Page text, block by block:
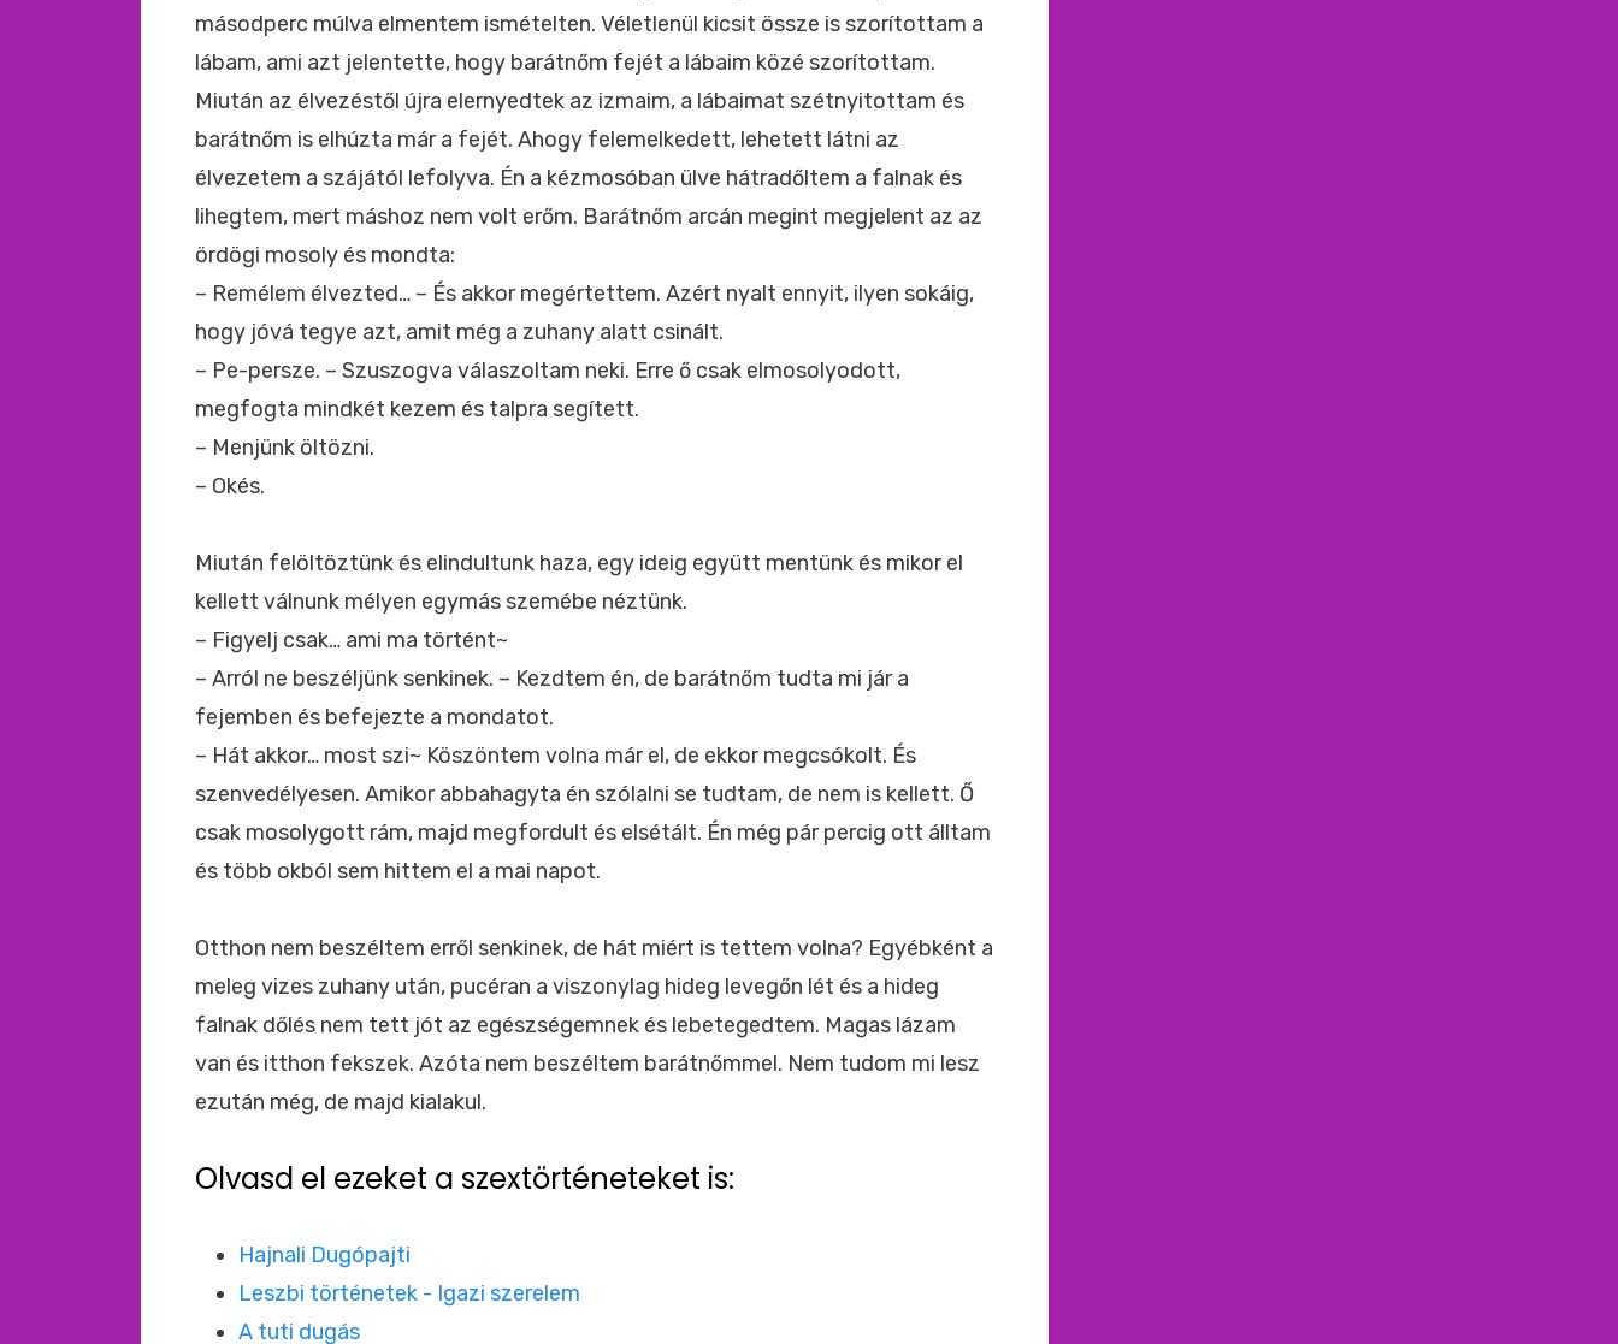
másodperc múlva elmentem ismételten. Véletlenül kicsit össze is szorítottam a
lábam, ami azt jelentette, hogy barátnőm fejét a lábaim közé szorítottam.
Miután az élvezéstől újra elernyedtek az izmaim, a lábaimat szétnyitottam és
barátnőm is elhúzta már a fejét. Ahogy felemelkedett, lehetett látni az
élvezetem a szájától lefolyva. Én a kézmosóban ülve hátradőltem a falnak és
lihegtem, mert máshoz nem volt erőm. Barátnőm arcán megint megjelent az az
ördögi mosoly és mondta:
– Remélem élvezted… – És akkor megértettem. Azért nyalt ennyit, ilyen sokáig,
hogy jóvá tegye azt, amit még a zuhany alatt csinált.
– Pe-persze. – Szuszogva válaszoltam neki. Erre ő csak elmosolyodott,
megfogta mindkét kezem és talpra segített.
– Menjünk öltözni.
– Okés.
Miután felöltöztünk és elindultunk haza, egy ideig együtt mentünk és mikor el
kellett válnunk mélyen egymás szemébe néztünk.
– Figyelj csak… ami ma történt~
– Arról ne beszéljünk senkinek. – Kezdtem én, de barátnőm tudta mi jár a
fejemben és befejezte a mondatot.
– Hát akkor… most szi~ Köszöntem volna már el, de ekkor megcsókolt. És
szenvedélyesen. Amikor abbahagyta én szólalni se tudtam, de nem is kellett. Ő
csak mosolygott rám, majd megfordult és elsétált. Én még pár percig ott álltam
és több okból sem hittem el a mai napot.
Otthon nem beszéltem erről senkinek, de hát miért is tettem volna? Egyébként a
meleg vizes zuhany után, pucéran a viszonylag hideg levegőn lét és a hideg
falnak dőlés nem tett jót az egészségemnek és lebetegedtem. Magas lázam
van és itthon fekszek. Azóta nem beszéltem barátnőmmel. Nem tudom mi lesz
ezután még, de majd kialakul.
Olvasd el ezeket a szextörténeteket is:
Hajnali Dugópajti
Leszbi történetek - Igazi szerelem
A tuti dugás